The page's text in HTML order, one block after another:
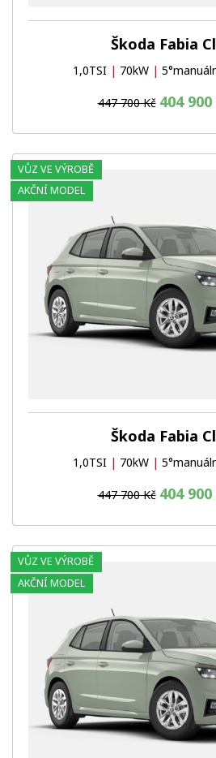
Škoda Fabia
1,0TSI | 70kW |
447 700 Kč 404 900
Škoda Fabia
1,0TSI | 70kW |
447 700 Kč 404 900
VŮZ VE VÝROBĚ
AKČNÍ MODEL
VŮZ VE VÝROBĚ
AKČNÍ MODEL